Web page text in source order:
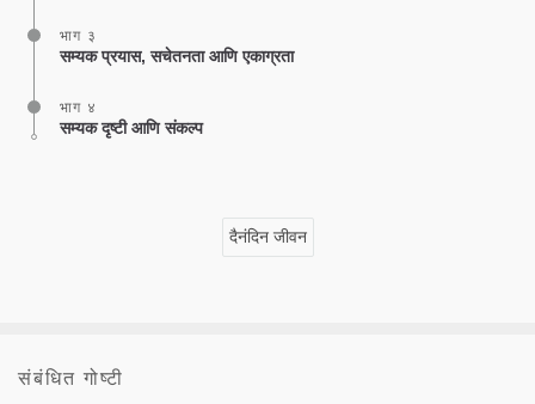
भाग ३
सम्यक प्रयास, सचेतनता आणि एकाग्रता
भाग ४
सम्यक दृष्टी आणि संकल्प
दैनंदिन जीवन
संबंधित गोष्टी